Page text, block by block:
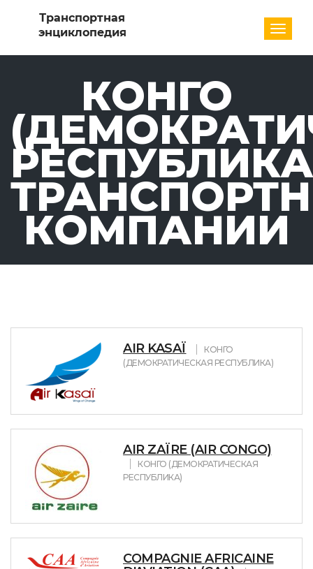
КОНГО
КОМПАНИИ
AIR KASAÏ
КОНГО
(ДЕМОКРАТИЧЕСКАЯ РЕСПУБЛИКА)
AIR ZAÏRE (AIR CONGO)
КОНГО (ДЕМОКРАТИЧЕСКАЯ
РЕСПУБЛИКА)
COMPAGNIE AFRICAINE